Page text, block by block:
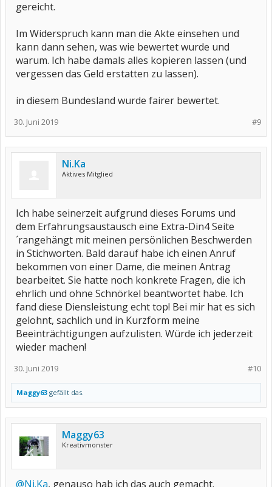
gereicht.
Im Widerspruch kann man die Akte einsehen und
kann dann sehen, was wie bewertet wurde und
warum. Ich habe damals alles kopieren lassen (und
vergessen das Geld erstatten zu lassen).
in diesem Bundesland wurde fairer bewertet.
#9
30. Juni 2019
Ni.Ka
Aktives Mitglied
Ich habe seinerzeit aufgrund dieses Forums und
dem Erfahrungsaustausch eine Extra-Din4 Seite
´rangehängt mit meinen persönlichen Beschwerden
in Stichworten. Bald darauf habe ich einen Anruf
bekommen von einer Dame, die meinen Antrag
bearbeitet. Sie hatte noch konkrete Fragen, die ich
ehrlich und ohne Schnörkel beantwortet habe. Ich
fand diese Diensleistung echt top! Bei mir hat es sich
gelohnt, sachlich und in Kurzform meine
Beeinträchtigungen aufzulisten. Würde ich jederzeit
wieder machen!
#10
30. Juni 2019
Maggy63 gefällt das.
Maggy63
Kreativmonster
@Ni.Ka, genauso hab ich das auch gemacht.